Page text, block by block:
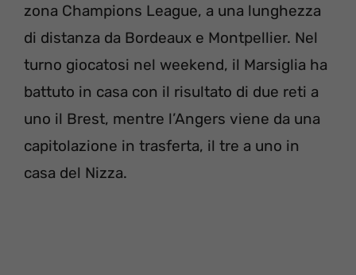
zona Champions League, a una lunghezza
di distanza da Bordeaux e Montpellier. Nel
turno giocatosi nel weekend, il Marsiglia ha
battuto in casa con il risultato di due reti a
uno il Brest, mentre l’Angers viene da una
capitolazione in trasferta, il tre a uno in
casa del Nizza.